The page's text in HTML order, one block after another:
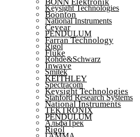
Keysight Technologies
National Instruments
PENDULUM
Rigol
Rohde&Schwarz
Smitek
Spectracom
Stanford Research Systems
TEKTRONIX
АльфаТрек
Boonton
Ceyear
Farran Technology
Fluke
Inwave
KEITHLEY
Keysight Technologies
National Instruments
PENDULUM
Rigol